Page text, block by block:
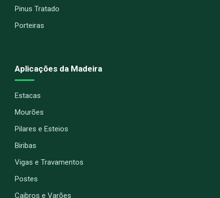
Pinus Tratado
Porteiras
Aplicações da Madeira
Estacas
Mourões
Pilares e Esteios
Biribas
Vigas e Travamentos
Postes
Caibros e Varões